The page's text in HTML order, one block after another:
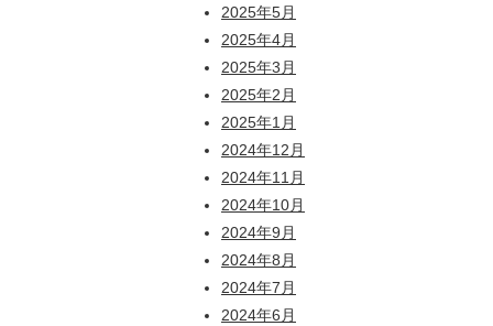
2025年5月
2025年4月
2025年3月
2025年2月
2025年1月
2024年12月
2024年11月
2024年10月
2024年9月
2024年8月
2024年7月
2024年6月